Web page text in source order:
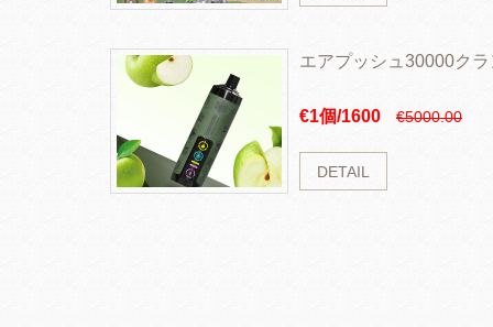
エアプッシュ30000ク
€1個/1600 €5000.00
DETAIL